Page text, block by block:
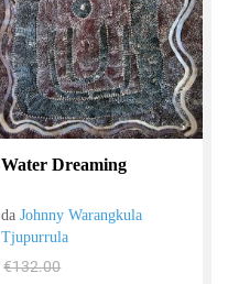
Water Dreaming
daJohnny Warangkula
Tjupurrula
€132.00